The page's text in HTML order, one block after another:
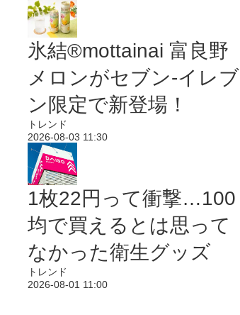
氷結®mottainai 富良野
メロンがセブン‐イレブ
ン限定で新登場！
トレンド
2026-08-03 11:30
1枚22円って衝撃…100
均で買えるとは思って
なかった衛生グッズ
トレンド
2026-08-01 11:00